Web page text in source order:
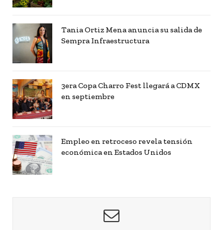
Tania Ortiz Mena anuncia su salida de
Sempra Infraestructura
3era Copa Charro Fest llegará a CDMX
en septiembre
Empleo en retroceso revela tensión
económica en Estados Unidos